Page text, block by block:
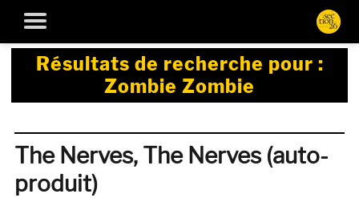
Résultats de recherche pour :
Zombie Zombie
The Nerves, The Nerves (auto-
produit)